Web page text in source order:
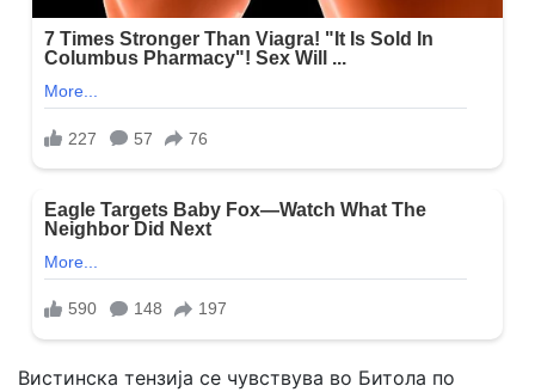
Вистинска тензија се чувствува во Битола по